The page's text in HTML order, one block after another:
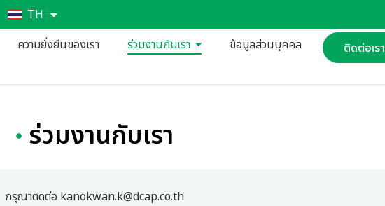
TH
EN
ความยั่งยืนของเรา ร่วมงานกับเรา ข้อมูลส่วนบุคคล ติดต่อเรา
ร่วมงานกับเรา
กรุณาติดต่อ kanokwan.k@dcap.co.th